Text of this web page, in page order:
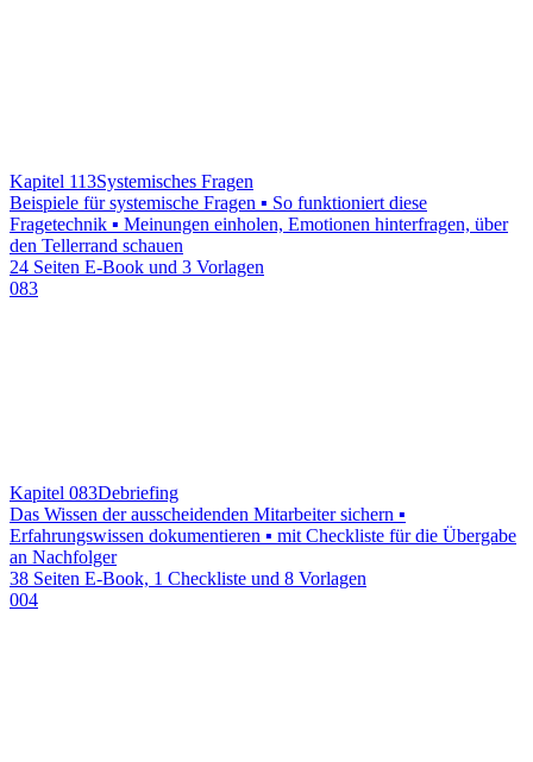
Kapitel 113Systemisches Fragen
Beispiele für systemische Fragen ▪ So funktioniert diese
Fragetechnik ▪ Meinungen einholen, Emotionen hinterfragen, über
den Tellerrand schauen
24 Seiten E-Book und 3 Vorlagen
083
Kapitel 083Debriefing
Das Wissen der ausscheidenden Mitarbeiter sichern ▪
Erfahrungswissen dokumentieren ▪ mit Checkliste für die Übergabe
an Nachfolger
38 Seiten E-Book, 1 Checkliste und 8 Vorlagen
004